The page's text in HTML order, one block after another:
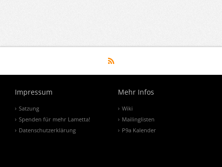
Impressum
Satzung
Spenden für mehr Lametta!
Datenschutzerklärung
Mehr Infos
Wiki
Mailinglisten
P9a Kalender